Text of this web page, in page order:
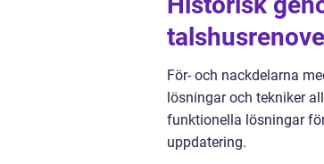
För- och nackdelarna
lösningar och tekniker
funktionella lösningar
uppdatering.